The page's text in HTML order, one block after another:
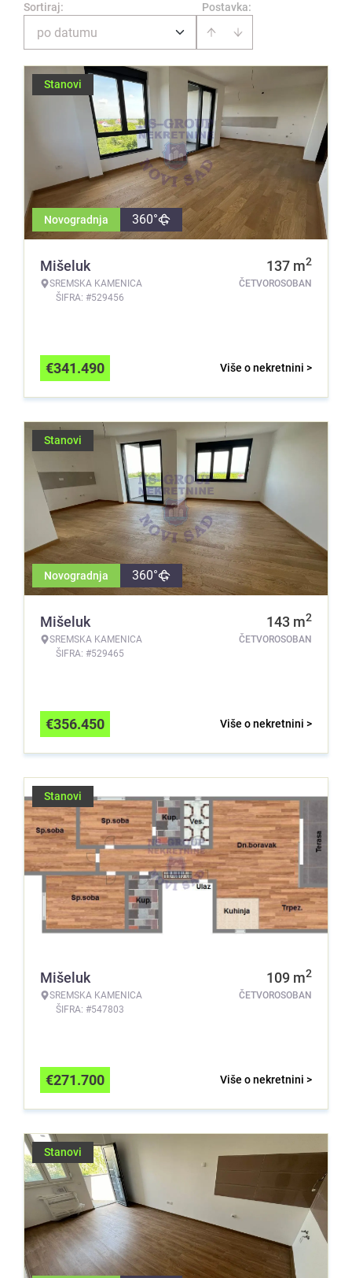
Postavka:
Sortiraj:
po datumu
Stanovi
Novogradnja 360°
Mišeluk
SREMSKA KAMENICA
ŠIFRA: #529456
137 m2
ČETVOROSOBAN
Više o nekretnini >
€341.490
Stanovi
Novogradnja 360°
Mišeluk
SREMSKA KAMENICA
ŠIFRA: #529465
143 m2
ČETVOROSOBAN
Više o nekretnini >
€356.450
Stanovi
Mišeluk
SREMSKA KAMENICA
ŠIFRA: #547803
109 m2
ČETVOROSOBAN
Više o nekretnini >
€271.700
Stanovi